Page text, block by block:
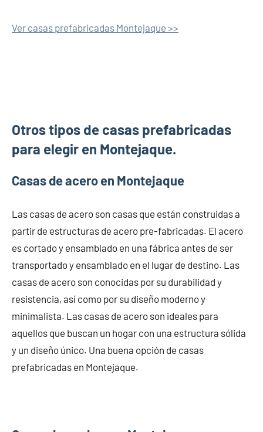
Ver casas prefabricadas Montejaque >>
Otros tipos de casas prefabricadas
para elegir en Montejaque.
Casas de acero en Montejaque
Las casas de acero son casas que están construidas a
partir de estructuras de acero pre-fabricadas. El acero
es cortado y ensamblado en una fábrica antes de ser
transportado y ensamblado en el lugar de destino. Las
casas de acero son conocidas por su durabilidad y
resistencia, así como por su diseño moderno y
minimalista. Las casas de acero son ideales para
aquellos que buscan un hogar con una estructura sólida
y un diseño único. Una buena opción de casas
prefabricadas en Montejaque.